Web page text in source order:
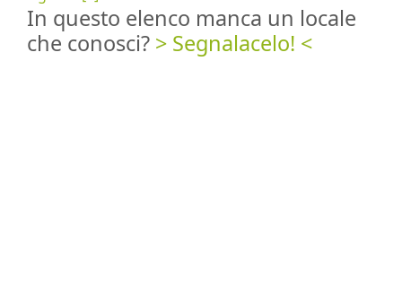
In questo elenco manca un locale
che conosci? > Segnalacelo! <